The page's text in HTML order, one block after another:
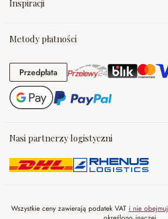
Inspiracji
Metody płatności
PrzedpłataPrzedpłata
Nasi partnerzy logistyczni
Wszystkie ceny zawierają podatek VAT i nie